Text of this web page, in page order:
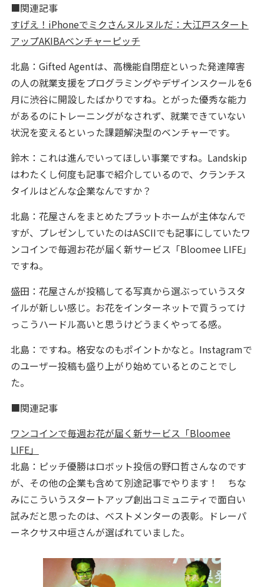
■関連記事
すげえ！iPhoneでミクさんヌルヌルだ：大江戸スタート
アップAKIBAベンチャーピッチ
北島：Gifted Agentは、高機能自閉症といった発達障害
の人の就業支援をプログラミングやデザインスクールを6
月に渋谷に開設したばかりですね。とがった優秀な能力
があるのにトレーニングがなされず、就業できていない
状況を変えるといった課題解決型のベンチャーです。
鈴木：これは進んでいってほしい事業ですね。Landskip
はわたくし何度も記事で紹介しているので、クランチス
タイルはどんな企業なんですか？
北島：花屋さんをまとめたプラットホームが主体なんで
すが、プレゼンしていたのはASCIIでも記事にしていたワ
ンコインで毎週お花が届く新サービス「Bloomee LIFE」
ですね。
盛田：花屋さんが投稿してる写真から選ぶっていうスタ
イルが新しい感じ。お花をインターネットで買うってけ
っこうハードル高いと思うけどうまくやってる感。
北島：ですね。格安なのもポイントかなと。Instagramで
のユーザー投稿も盛り上がり始めているとのことでし
た。
■関連記事
ワンコインで毎週お花が届く新サービス「Bloomee
LIFE」
北島：ピッチ優勝はロボット投信の野口哲さんなのです
が、その他の企業も含めて別途記事でやります！ ちな
みにこういうスタートアップ創出コミュニティで面白い
試みだと思ったのは、ベストメンターの表彰。ドレーパ
ーネクサス中垣さんが選ばれていました。